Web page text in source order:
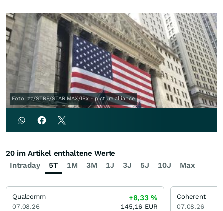
Foto: zz/STRF/STAR MAX/IPx - picture alliance
Intraday 5T 1M 3M 1J 3J 5J 10J Max
20 im Artikel enthaltene Werte
Qualcomm
07.08.26
+8,33%
145,16 EUR
Coherent
07.08.26